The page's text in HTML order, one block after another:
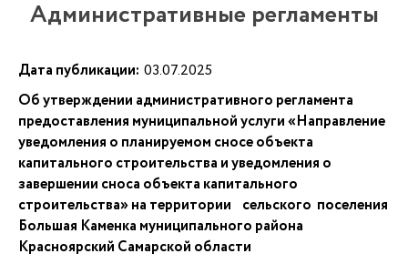
Административные регламенты
Дата публикации: 03.07.2025
Об утверждении административного регламента
предоставления муниципальной услуги «Направление
уведомления о планируемом сносе объекта
капитального строительства и уведомления о
завершении сноса объекта капитального
строительства» на территории сельского поселения
Большая Каменка муниципального района
Красноярский Самарской области